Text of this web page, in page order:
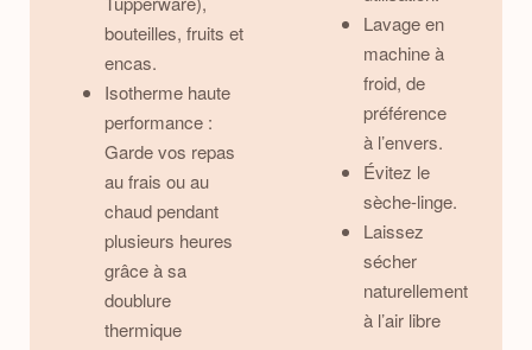
bouteilles, fruits et
encas.
Isotherme haute
performance :
Garde vos repas
au frais ou au
chaud pendant
plusieurs heures
grâce à sa
doublure
thermique
Lavage en
machine à
froid, de
préférence
à l’envers.
Évitez le
sèche-linge.
Laissez
sécher
naturellement
à l’air libre